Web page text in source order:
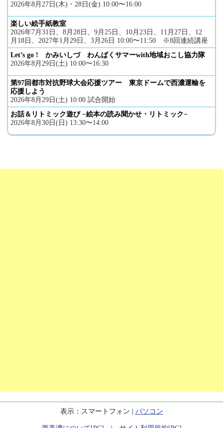
2026年8月27日(木)・28日(金) 10:00〜16:00
楽しい絵手紙教室
2026年7月31日、8月28日、9月25日、10月23日、11月27日、12
月18日、2027年1月29日、3月26日 10:00〜11:50 ※8回連続講座
Let’s go ! かみいしづ わんぱくサマーwith地域おこし協力隊
2026年8月29日(土) 10:00〜16:30
第97回都市対抗野球大会応援ツアー 東京ドームで西濃運輸を
応援しよう
2026年8月29日(土) 10:00 試合開始
お話＆リトミック遊び −絵本の読み聞かせ・リトミック−
2026年8月30日(日) 13:30〜14:00
表示：スマートフォン | パソコン